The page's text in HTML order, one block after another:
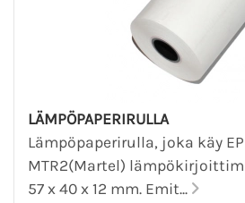
LÄMPÖPAPERIRULLA
Lämpöpaperirulla, joka käy
MTR2(Martel)
57 x 40 x 12 mm. Emit...